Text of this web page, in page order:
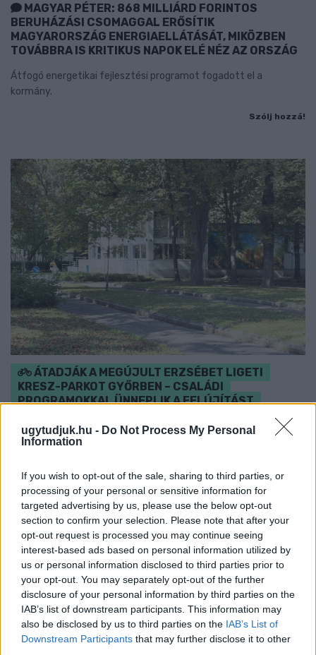
ugytudjuk.hu - Do Not Process My Personal
Information
If you wish to opt-out of the sale, sharing to third parties, or
processing of your personal or sensitive information for
targeted advertising by us, please use the below opt-out
section to confirm your selection. Please note that after your
opt-out request is processed you may continue seeing
interest-based ads based on personal information utilized by
us or personal information disclosed to third parties prior to
your opt-out. You may separately opt-out of the further
disclosure of your personal information by third parties on the
IAB’s list of downstream participants. This information may
also be disclosed by us to third parties on the IAB’s List of
Downstream Participants that may further disclose it to other
MAGYAR PÉTER: 868 MILLIÁRD FORINTOS
BERUHÁZÁSI CSOMAGGAL ERŐSÍTIK
MAGYARORSZÁG ENERGIAELLÁTÁSÁT, MIKÖZBEN
TOVÁBBRA IS KRITIKUS NAPOK ELÉ NÉZ AZ ORSZÁG
Átfogó energetikai fejlesztési programot fogadott el a
kormány.
Szólj hozzá!
ÁTADJÁK A MEGÚJULT ERZSÉBET LIGETI
KRESZ-PARKOT GYŐRBEN – CSALÁDI
PROGRAMOKKAL ÜNNEPLIK A FELÚJÍTÁST
Ügyességi versenyek, KRESZ-kvíz, ingyenes kerékpár- és e-
rollerjelölés is várja a családokat augusztus 8-án.